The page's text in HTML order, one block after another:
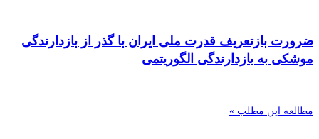
ضرورت بازتعریف قدرت ملی ایران با گذر از بازدارندگی
موشکی به بازدارندگی الگوریتمی
مطالعه این مطلب »